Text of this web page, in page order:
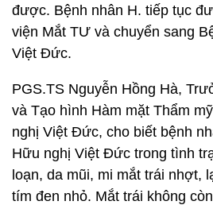
được. Bệnh nhân H. tiếp tục
viện Mắt TƯ và chuyển sang
Việt Đức.
PGS.TS Nguyễn Hồng Hà,
và Tạo hình Hàm mặt Thẩm
nghị Việt Đức, cho biết bệnh
Hữu nghị Việt Đức trong tình
loạn, da mũi, mi mắt trái nhợt,
tím đen nhỏ. Mắt trái không